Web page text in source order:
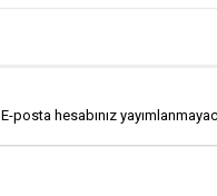
E-posta hesabınız